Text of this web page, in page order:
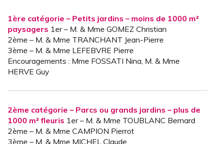
1ère catégorie – Petits jardins – moins de 1000 m²
paysagers 1er – M. & Mme GOMEZ Christian
2ème – M. & Mme TRANCHANT Jean-Pierre
3ème – M. & Mme LEFEBVRE Pierre
Encouragements : Mme FOSSATI Nina, M. & Mme
HERVE Guy
2ème catégorie – Parcs ou grands jardins – plus de
1000 m² fleuris 1er – M. & Mme TOUBLANC Bernard
2ème – M. & Mme CAMPION Pierrot
3ème – M. & Mme MICHEL Claude